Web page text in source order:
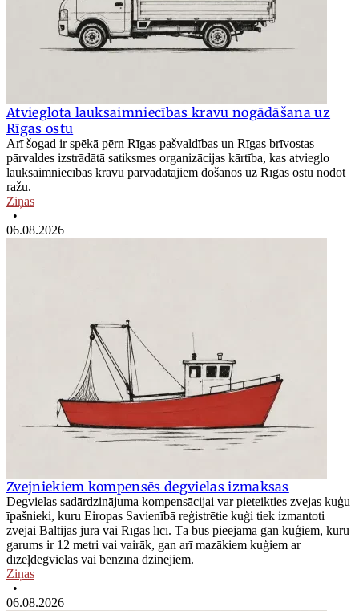
Atvieglota lauksaimniecības kravu nogādāšana uz
Rīgas ostu
Arī šogad ir spēkā pērn Rīgas pašvaldības un Rīgas brīvostas
pārvaldes izstrādātā satiksmes organizācijas kārtība, kas atvieglo
lauksaimniecības kravu pārvadātājiem došanos uz Rīgas ostu nodot
ražu.
Ziņas
•
06.08.2026
Zvejniekiem kompensēs degvielas izmaksas
Degvielas sadārdzinājuma kompensācijai var pieteikties zvejas kuģu
īpašnieki, kuru Eiropas Savienībā reģistrētie kuģi tiek izmantoti
zvejai Baltijas jūrā vai Rīgas līcī. Tā būs pieejama gan kuģiem, kuru
garums ir 12 metri vai vairāk, gan arī mazākiem kuģiem ar
dīzeļdegvielas vai benzīna dzinējiem.
Ziņas
•
06.08.2026